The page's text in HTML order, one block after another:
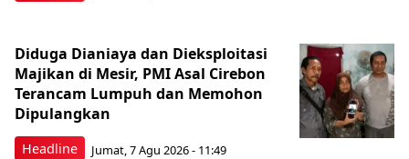
Headline
Diduga Dianiaya dan Dieksploitasi
Majikan di Mesir, PMI Asal Cirebon
Terancam Lumpuh dan Memohon
Dipulangkan
Jumat, 7 Agu 2026 - 11:49